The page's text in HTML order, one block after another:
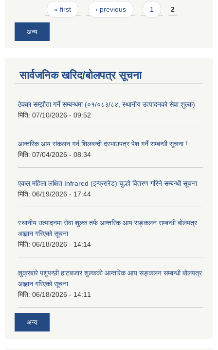
Pages« first ‹ previous 1 2
अन्य
सार्वजनिक खरिद/बोलपत्र सूचना
ठेक्का सम्झौता गर्ने सम्बन्धमा (०१/०८३/८४, स्थानीय उत्पादनको सेवा शुल्क)
मिति: 07/10/2026 - 09:52
आन्तरिक आय संकलन गर्न शिलबन्दी दरभाउपत्र पेश गर्ने सम्बन्धी सूचना !
मिति: 07/04/2026 - 08:34
एकल महिला लक्षित Infrared (इन्फ्रारेड) चुल्हो वितरण गरिने सम्बन्धी सूचना
मिति: 06/19/2026 - 17:44
स्थानीय उत्पादनमा सेवा शुल्क तर्फ आन्तरिक आय सङ्कलन सम्बन्धी बोलपत्र
आह्वान गरिएको सूचना
मिति: 06/18/2026 - 14:14
शुक्रबारे पशुपन्छी हाटबजार शुल्कको आन्तरिक आय सङ्कलन सम्बन्धी बोलपत्र
आह्वान गरिएको सूचना
मिति: 06/18/2026 - 14:11
अन्य